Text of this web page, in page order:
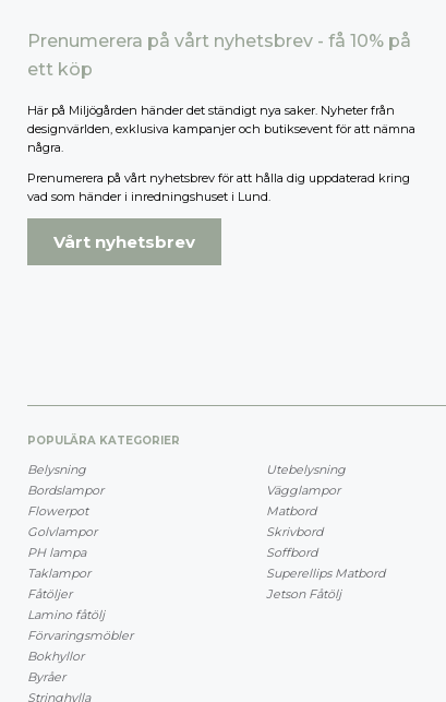
Prenumerera på vårt nyhetsbrev - få 10% på
ett köp
Här på Miljögården händer det ständigt nya saker. Nyheter från
designvärlden, exklusiva kampanjer och butiksevent för att nämna
några.
Prenumerera på vårt nyhetsbrev för att hålla dig uppdaterad kring
vad som händer i inredningshuset i Lund.
Vårt nyhetsbrev
POPULÄRA KATEGORIER
Belysning
Bordslampor
Flowerpot
Golvlampor
PH lampa
Taklampor
Fåtöljer
Lamino fåtölj
Förvaringsmöbler
Bokhyllor
Byråer
Stringhylla
Utebelysning
Vägglampor
Matbord
Skrivbord
Soffbord
Superellips Matbord
Jetson Fåtölj